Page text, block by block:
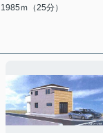
1985ｍ（25分）